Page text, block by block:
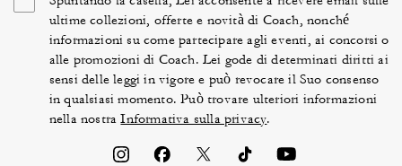
ultime collezioni, offerte e novità di Coach, nonché
informazioni su come partecipare agli eventi, ai concorsi o
alle promozioni di Coach. Lei gode di determinati diritti ai
sensi delle leggi in vigore e può revocare il Suo consenso
in qualsiasi momento. Può trovare ulteriori informazioni
nella nostraInformativa sulla privacy.